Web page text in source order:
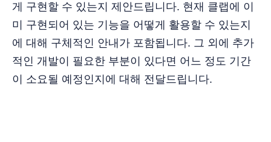
게 구현할 수 있는지 제안드립니다. 현재 클랩에 이
미 구현되어 있는 기능을 어떻게 활용할 수 있는지
에 대해 구체적인 안내가 포함됩니다. 그 외에 추가
적인 개발이 필요한 부분이 있다면 어느 정도 기간
이 소요될 예정인지에 대해 전달드립니다.